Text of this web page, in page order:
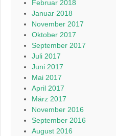
Februar 2018
Januar 2018
November 2017
Oktober 2017
September 2017
Juli 2017
Juni 2017
Mai 2017
April 2017
März 2017
November 2016
September 2016
August 2016